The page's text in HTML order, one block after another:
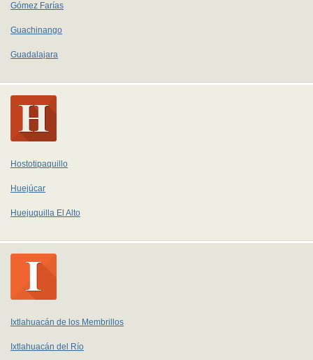
Gómez Farías
Guachinango
Guadalajara
Hostotipaquillo
Huejúcar
Huejuquilla El Alto
Ixtlahuacán de los Membrillos
Ixtlahuacán del Río